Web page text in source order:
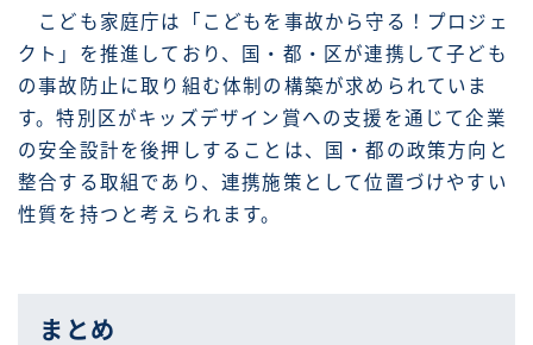
こども家庭庁は「こどもを事故から守る！プロジェ
クト」を推進しており、国・都・区が連携して子ども
の事故防止に取り組む体制の構築が求められていま
す。特別区がキッズデザイン賞への支援を通じて企業
の安全設計を後押しすることは、国・都の政策方向と
整合する取組であり、連携施策として位置づけやすい
性質を持つと考えられます。
まとめ